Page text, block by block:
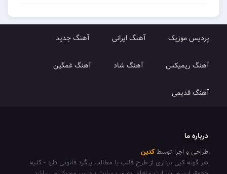
پردیس موزیک آهنگ ایرانی آهنگ جدید
آهنگ ریمیکس آهنگ شاد آهنگ غمگین
آهنگ قدیمی
درباره ما
طراحی و اجرا توسطکدین
هر گونه کپی برداری از طرح قالب یا مطالب پیگرد قانونی دارد -کلیه